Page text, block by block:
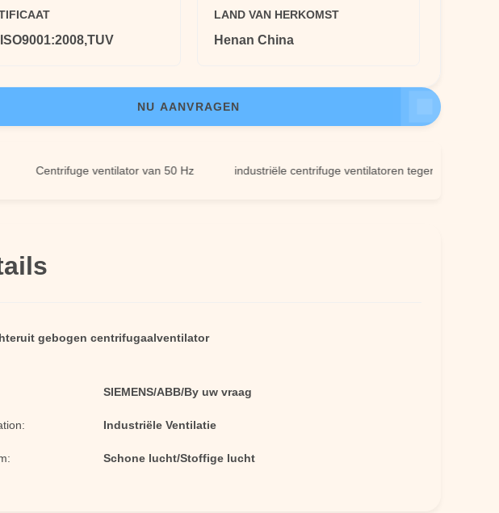
LAND VAN HERKOMST
Henan China
NU AANVRAGEN
Centrifuge ventilator van 50 Hz industriële centrifuge ventilatoren tegen corrosie
gebogen centrifugaalventilator
SIEMENS/ABB/By uw vraag
Industriële Ventilatie
Schone lucht/Stoffige lucht